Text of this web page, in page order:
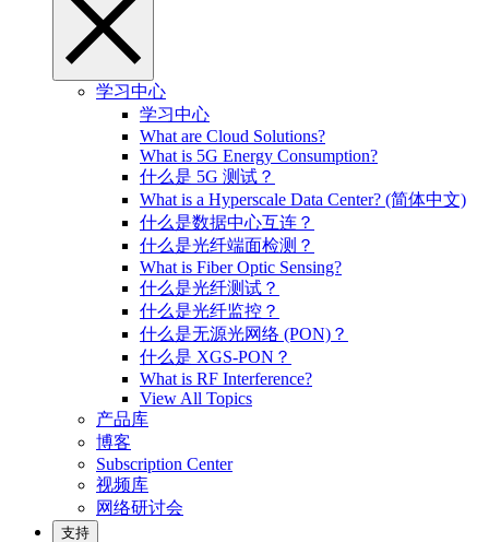
学习中心
学习中心
What are Cloud Solutions?
What is 5G Energy Consumption?
什么是 5G 测试？
What is a Hyperscale Data Center? (简体中文)
什么是数据中心互连？
什么是光纤端面检测？
What is Fiber Optic Sensing?
什么是光纤测试？
什么是光纤监控？
什么是无源光网络 (PON)？
什么是 XGS-PON？
What is RF Interference?
View All Topics
产品库
博客
Subscription Center
视频库
网络研讨会
支持